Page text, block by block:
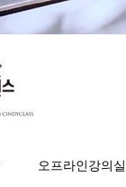
오프라인강의실